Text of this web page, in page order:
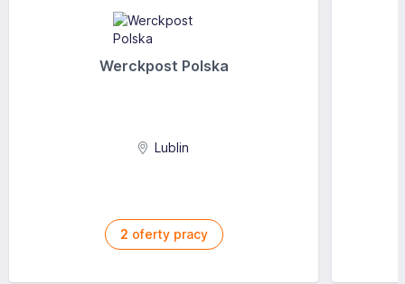
Werckpost Polska
Lublin
2 oferty pracy